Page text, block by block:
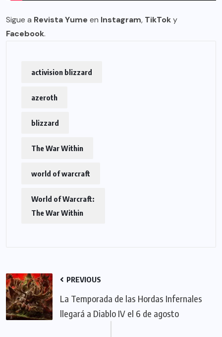
Sigue a Revista Yume en Instagram, TikToky
Facebook.
activision blizzard
azeroth
blizzard
The War Within
world of warcraft
World of Warcraft:
The War Within
PREVIOUS
La Temporada de las Hordas Infernales
llegará a Diablo IV el 6 de agosto